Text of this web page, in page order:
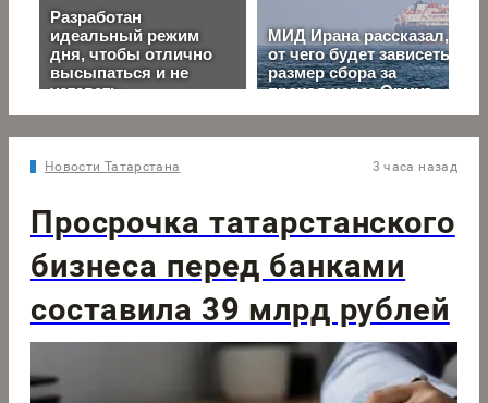
Новости Татарстана 3 часа назад
Просрочка татарстанского
бизнеса перед банками
составила 39 млрд рублей